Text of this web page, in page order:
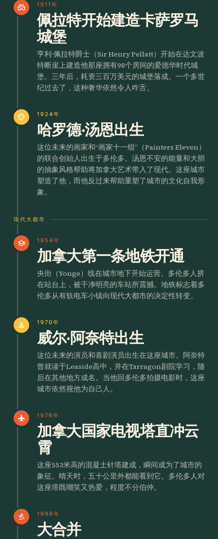
castle 1911年
佩拉特开始建造卡萨罗马
城堡
亨利·佩拉特爵士（Sir Henry Pellatt）开始在达文波
特断崖上建造他那座拥有98个房间的爱德华时代城
堡。三年后，耗资三百万美元的城堡落成。一个多世
纪过去了，这种奢华依然令人咋舌。
palette 1924年
哈罗德·汤恩出生
这位未来的画家和“画家十一组”（Painters Eleven）
的联合创始人出生于多伦多。汤恩不安的能量和大胆
的抽象风格帮助将加拿大艺术带入了现代。这座城市
塑造了他，而他反过来帮助重塑了城市的文化自我形
象。
现代大都市
school 1954年
加拿大第一条地铁开通
央街（Yonge）线在城市地下开始运营。多伦多人挤
在站台上，被干净明亮的车站所震撼。地铁标志着多
伦多从有轨电车小镇向现代大都市的决定性转变。
person 1970年
威尔·阿奈特出生
这位未来的演员和喜剧演员出生在这座城市。阿奈特
曾就读于Leaside高中，并在Tarragon剧院学习，随
后在其他地方成名。当他回多伦多拍摄电影时，这座
城市依然视他为自己人。
flight 1976年
加拿大国家电视塔直冲云
霄
这座553米高的混凝土针塔建成，瞬间成为了城市的
象征。晴天时，五十公里外都能看到它。多伦多人对
这座塔既嘲笑又热爱，程度不分伯仲。
gavel 1998年
大合并